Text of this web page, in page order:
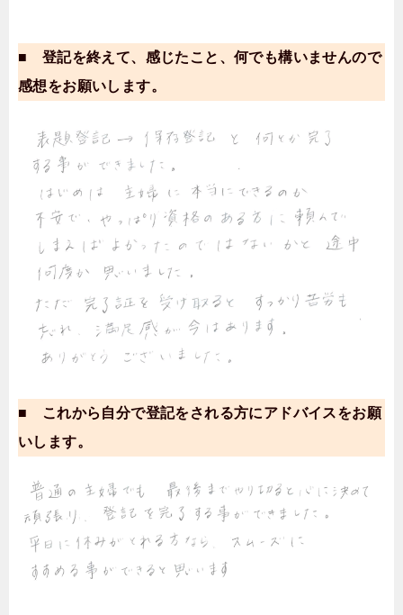
■ 登記を終えて、感じたこと、何でも構いませんので
感想をお願いします。
■ これから自分で登記をされる方にアドバイスをお願
いします。